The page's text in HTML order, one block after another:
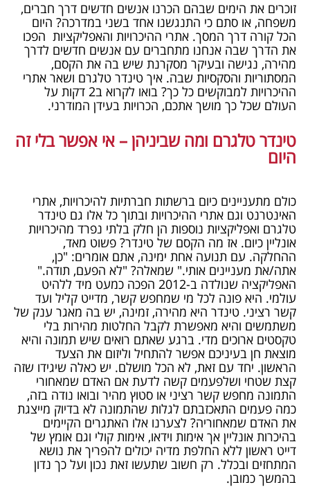
זוכרים את הימים שבהם הכרנו אנשים חדשים דרך חברים,
משפחה, או סתם כי התנגשנו אחד בשני במדרכה? היום
הכל קורה דרך המסך. אתרי ההיכרויות והאפליקציות הפכו
את הדרך שבה אנחנו מתחברים עם אנשים חדשים לדרך
מהירה, נגישה ובעיקר מסקרנת שיש בה את הקסם,
המסתוריות והסקסיות שבה. איך טינדר טלגרם ושאר אתרי
ההיכרויות למבוקשים כל כך? בואו לקרוא ב2 דקות על
העולם שכל כך מושך אתכם, הכרויות בעידן המודרני.
טינדר טלגרם ומה שביניהן – אי אפשר בלי זה
היום
כולם מתעניינים כיום ברשתות חברתיות להיכרויות, אתרי
האינטרנט וגם אתרי ההיכרויות ובתוך כל אלו גם טינדר
טלגרם ואפליקציות נוספות הן חלק בלתי נפרד מהיכרויות
אונליין כיום. אז מה הקסם של טינדר? פשוט מאד,
ההחלקה. עם תנועה אחת ימינה, אתם אומרים: "כן,
אתה/את מעניינים אותי." שמאלה? "לא הפעם, תודה."
האפליקציה שנולדה ב-2012 הפכה כמעט מיד ללהיט
עולמי. היא פונה לכל מי שמחפש קשר, מדייט קליל ועד
קשר רציני. טינדר היא מהירה, זמינה, יש בה מאגר ענק של
משתמשים והיא מאפשרת לקבל החלטות מהירות בלי
טקסטים ארוכים מדי. ברגע שאתם רואים שיש תמונה והיא
מוצאת חן בעיניכם אפשר להתחיל וליזום את הצעד
הראשון. יחד עם זאת, לא הכל מושלם. יש כאלה שיגידו שזה
קצת שטחי ושלפעמים קשה לדעת אם האדם שמאחורי
התמונה מחפש קשר רציני או סטוץ מהיר ובואו נודה בזה,
כמה פעמים התאכזבתם לגלות שהתמונה לא בדיוק מייצגת
את האדם שמאחוריה? לצערנו אלו האתגרים הקיימים
בהיכרות אונליין אך אימות וידאו, אימות קולי וגם אומץ של
דייט ראשון ללא החלפת מדיה יכולים להפריך את נושא
המתחזים ובכלל. רק חשוב שתעשו זאת נכון ועל כך נדון
בהמשך כמובן.